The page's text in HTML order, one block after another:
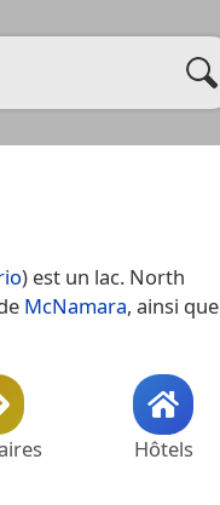
) est un lac. North
McNamara, ainsi que
Hôtels